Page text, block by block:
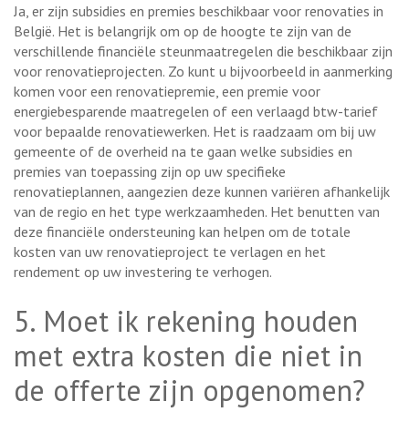
Ja, er zijn subsidies en premies beschikbaar voor renovaties in
België. Het is belangrijk om op de hoogte te zijn van de
verschillende financiële steunmaatregelen die beschikbaar zijn
voor renovatieprojecten. Zo kunt u bijvoorbeeld in aanmerking
komen voor een renovatiepremie, een premie voor
energiebesparende maatregelen of een verlaagd btw-tarief
voor bepaalde renovatiewerken. Het is raadzaam om bij uw
gemeente of de overheid na te gaan welke subsidies en
premies van toepassing zijn op uw specifieke
renovatieplannen, aangezien deze kunnen variëren afhankelijk
van de regio en het type werkzaamheden. Het benutten van
deze financiële ondersteuning kan helpen om de totale
kosten van uw renovatieproject te verlagen en het
rendement op uw investering te verhogen.
5. Moet ik rekening houden
met extra kosten die niet in
de offerte zijn opgenomen?